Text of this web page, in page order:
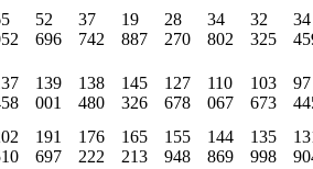
52
696
37
742
19
887
28
270
34
802
32
325
34
139
001
138
480
145
326
127
678
110
067
103
673
97
191
697
176
222
165
213
155
948
144
869
135
998